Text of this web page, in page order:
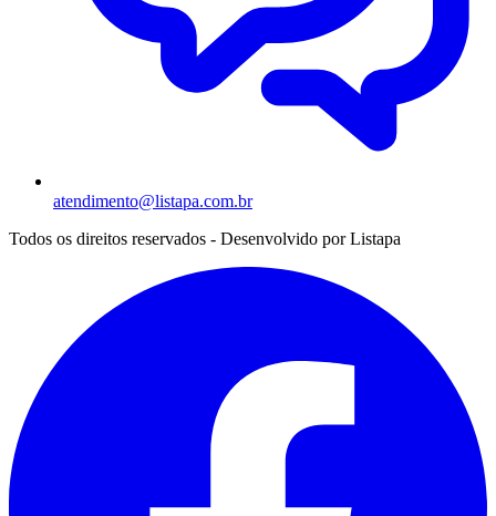
atendimento@listapa.com.br
Todos os direitos reservados - Desenvolvido porListapa